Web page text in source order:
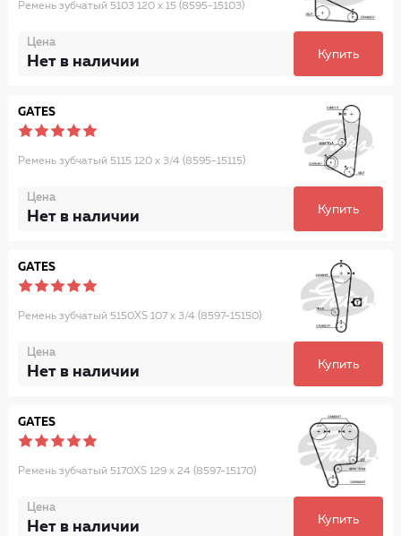
Ремень зубчатый 5103 120 x 15 (8595-15103)
Цена
Нет в наличии Купить
GATES
Ремень зубчатый 5115 120 x 3/4 (8595-15115)
Цена
Нет в наличии Купить
GATES
Ремень зубчатый 5150XS 107 x 3/4 (8597-15150)
Цена
Нет в наличии Купить
GATES
Ремень зубчатый 5170XS 129 x 24 (8597-15170)
Цена
Нет в наличии Купить